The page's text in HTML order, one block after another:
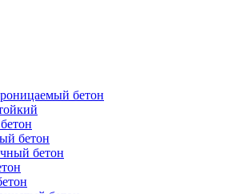
бетон
бетон
бетон